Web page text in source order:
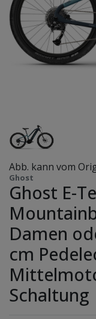
Abb. kann vom
Ghost
Ghost E-
Damen
cm
Schaltung